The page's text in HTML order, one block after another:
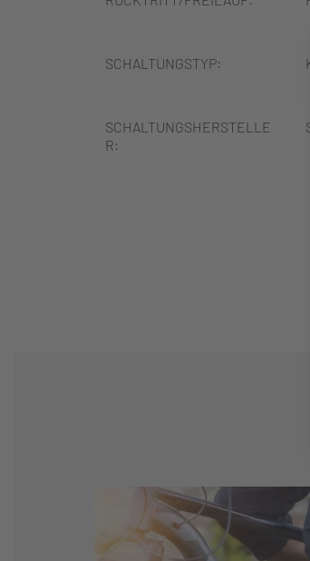
SCHALTUNGSTYP:
SCHALTUNGSHERSTELLE
R:
KASSETTE: